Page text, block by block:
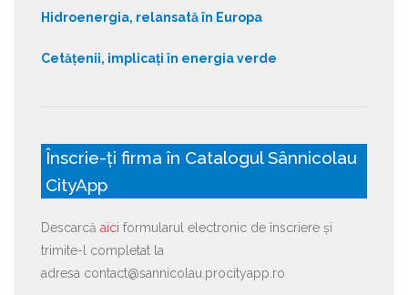
Hidroenergia, relansată în Europa
Cetățenii, implicați în energia verde
Înscrie-ți firma în Catalogul Sânnicolau
CityApp
Descarcă aici formularul electronic de înscriere și
trimite-l completat la
adresa contact@sannicolau.procityapp.ro